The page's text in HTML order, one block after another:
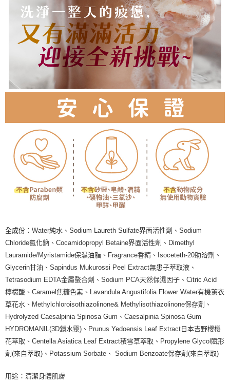
全成份：Water純水、Sodium Laureth Sulfate界面活性劑、Sodium
Chloride氯化鈉、Cocamidopropyl Betaine界面活性劑、Dimethyl
Lauramide/Myristamide保濕油脂、Fragrance香精、Isoceteth-20助溶劑、
Glycerin甘油、Sapindus Mukurossi Peel Extract無患子萃取液、
Tetrasodium EDTA金屬螯合劑、Sodium PCA天然保濕因子、Citric Acid
檸檬酸、Caramel焦糖色素、Lavandula Angustifolia Flower Water有機薰衣
草花水、Methylchloroisothiazolinone& Methylisothiazolinone保存劑、
Hydrolyzed Caesalpinia Spinosa Gum、Caesalpinia Spinosa Gum
HYDROMANIL(3D鎖水靈)、Prunus Yedoensis Leaf Extract日本吉野櫻櫻
花萃取、Centella Asiatica Leaf Extract積雪草萃取、Propylene Glycol賦形
劑(來自萃取)、Potassium Sorbate、 Sodium Benzoate保存劑(來自萃取)
用途：清潔身體肌膚